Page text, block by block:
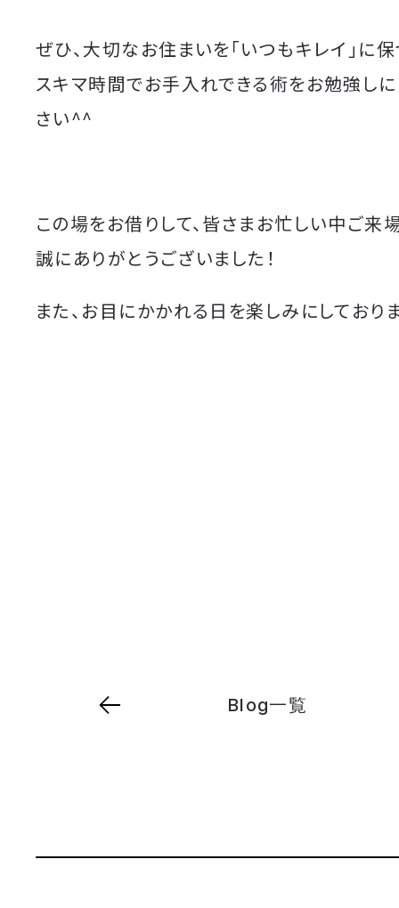
ぜひ、大切なお住まいを「いつもキレイ」に
スキマ時間でお手入れできる術をお勉強しに
さい^^
この場をお借りして、皆さまお忙しい中ご来
誠にありがとうございました！
また、お目にかかれる日を楽しみにしてお
Blog一覧